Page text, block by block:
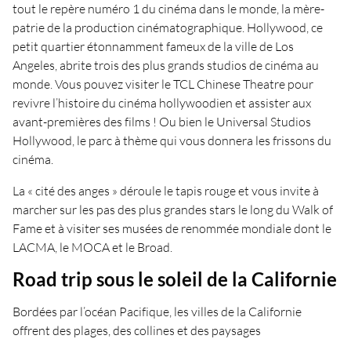
tout le repère numéro 1 du cinéma dans le monde, la mère-
patrie de la production cinématographique. Hollywood, ce
petit quartier étonnamment fameux de la ville de Los
Angeles, abrite trois des plus grands studios de cinéma au
monde. Vous pouvez visiter le TCL Chinese Theatre pour
revivre l’histoire du cinéma hollywoodien et assister aux
avant-premières des films ! Ou bien le Universal Studios
Hollywood, le parc à thème qui vous donnera les frissons du
cinéma.
La « cité des anges » déroule le tapis rouge et vous invite à
marcher sur les pas des plus grandes stars le long du Walk of
Fame et à visiter ses musées de renommée mondiale dont le
LACMA, le MOCA et le Broad.
Road trip sous le soleil de la Californie
Bordées par l’océan Pacifique, les villes de la Californie
offrent des plages, des collines et des paysages